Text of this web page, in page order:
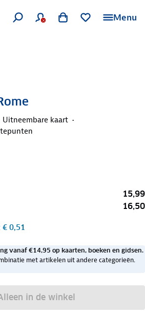
Menu
Uitneembare kaart
15,99
16,50
€ 0,51
vanaf €14,95 op kaarten, boeken en gidsen.
met artikelen uit andere categorieën.
in de winkel